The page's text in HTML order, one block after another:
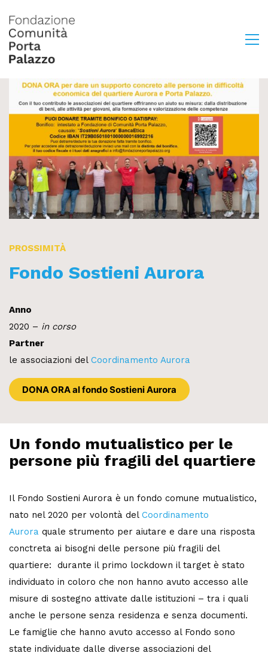
PROSSIMITÀ
Fondo Sostieni Aurora
Anno
2020 – in corso
Partner
le associazioni del Coordinamento Aurora
DONA ORA al fondo Sostieni Aurora
Un fondo mutualistico per le
persone più fragili del quartiere
Il Fondo Sostieni Aurora è un fondo comune mutualistico,
nato nel 2020 per volontà del Coordinamento
Aurora quale strumento per aiutare e dare una risposta
conctreta ai bisogni delle persone più fragili del
quartiere: durante il primo lockdown il target è stato
individuato in coloro che non hanno avuto accesso alle
misure di sostegno attivate dalle istituzioni – tra i quali
anche le persone senza residenza e senza documenti.
Le famiglie che hanno avuto accesso al Fondo sono
state individuate dalle diverse associazioni del